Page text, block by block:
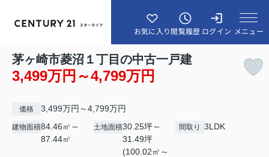
お気に入り閲覧履歴 ログイン メニュー
茅ヶ崎市菱沼１丁目の中古一戸建
3,499万円～4,799万円
価格 3,499万円～4,799万円
建物面積84.46㎡～
87.44㎡
土地面積30.25坪～
31.49坪
(100.02㎡～
間取り 3LDK